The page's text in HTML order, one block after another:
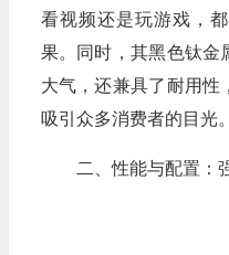
看视频还是玩游戏，
果。同时，其黑色钛金
大气，还兼具了耐用性
吸引众多消费者的目光。
二、性能与配置：